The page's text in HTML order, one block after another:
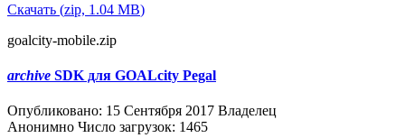
Скачать (zip, 1.04 MB)
goalcity-mobile.zip
archive SDK для GOALcity Pegal
Опубликовано: 15 Сентября 2017 Владелец
Анонимно Число загрузок: 1465